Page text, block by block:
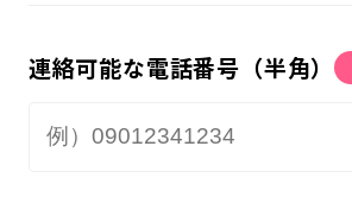
連絡可能な電話番号（半角）